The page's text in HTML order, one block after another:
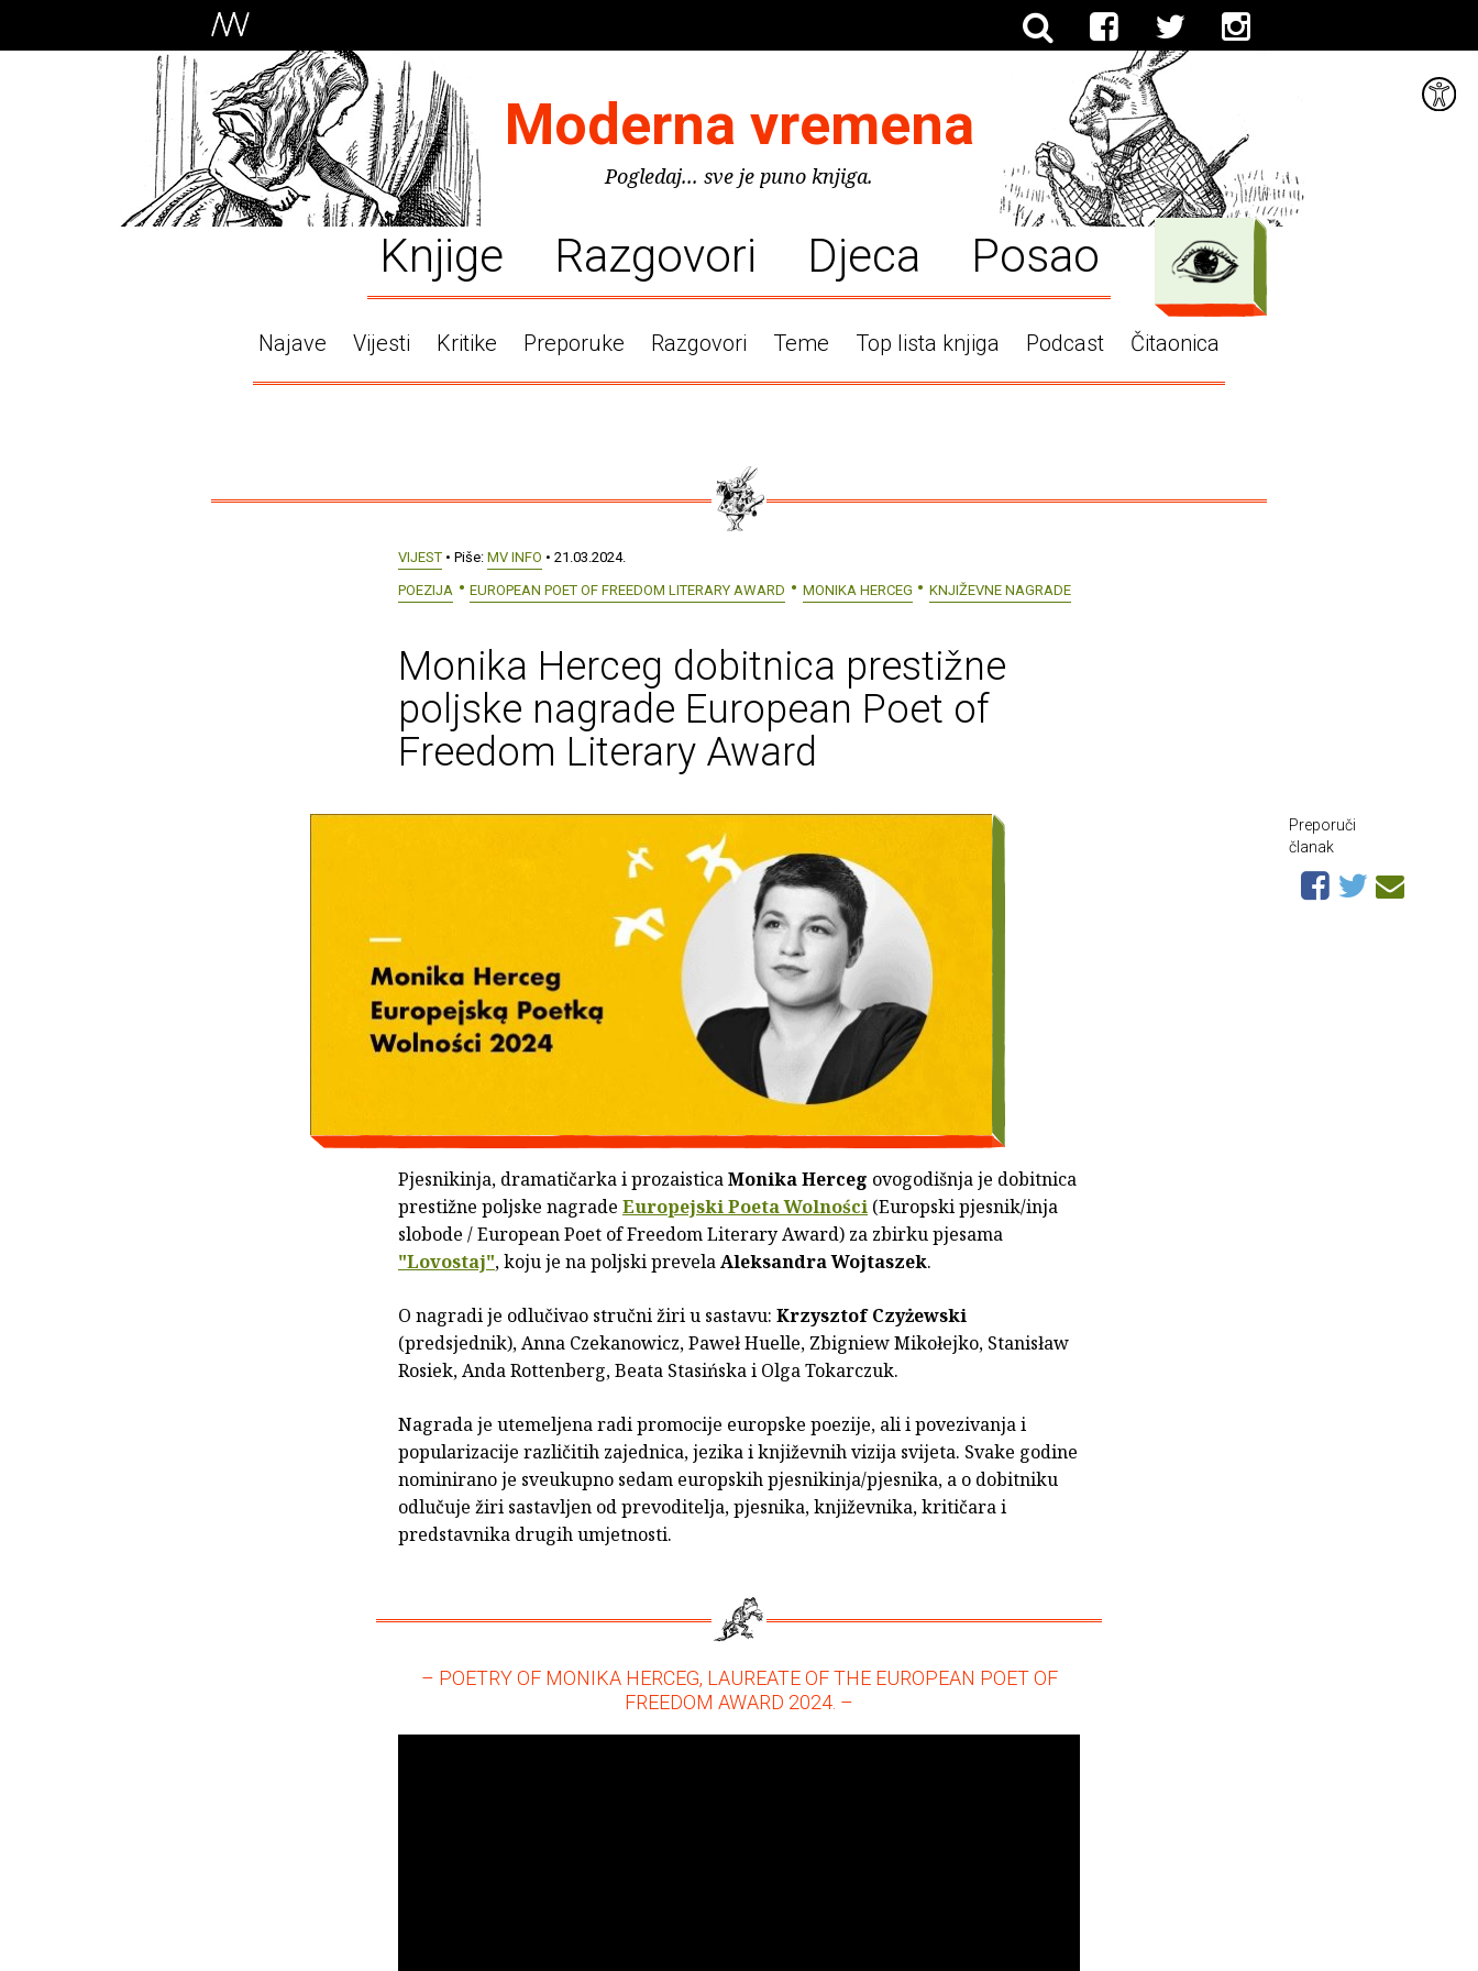
Moderna vremena
Pogledaj... sve je puno knjiga.
Knjige Razgovori Djeca Posao
Najave Vijesti Kritike Preporuke Razgovori Teme Top lista knjiga Podcast Čitaonica
VIJEST • Piše: MV INFO • 21.03.2024.
POEZIJA
EUROPEAN POET OF FREEDOM LITERARY AWARD MONIKA HERCEG KNJIŽEVNE NAGRADE
Monika Herceg dobitnica prestižne
poljske nagrade European Poet of
Freedom Literary Award
Pjesnikinja, dramatičarka i prozaisticaMonika Herceg ovogodišnja je dobitnica
prestižne poljske nagrade Europejski Poeta Wolności (Europski pjesnik/inja
slobode / European Poet of Freedom Literary Award) za zbirku pjesama
"Lovostaj", koju je na poljski prevelaAleksandra Wojtaszek.
O nagradi je odlučivao stručni žiri u sastavu: Krzysztof Czyżewski
(predsjednik), Anna Czekanowicz, Paweł Huelle, Zbigniew Mikołejko, Stanisław
Rosiek, Anda Rottenberg, Beata Stasińska i Olga Tokarczuk.
Nagrada je utemeljena radi promocije europske poezije, ali i povezivanja i
popularizacije različitih zajednica, jezika i književnih vizija svijeta. Svake godine
nominirano je sveukupno sedam europskih pjesnikinja/pjesnika, a o dobitniku
odlučuje žiri sastavljen od prevoditelja, pjesnika, književnika, kritičara i
predstavnika drugih umjetnosti.
– POETRY OF MONIKA HERCEG, LAUREATE OF THE EUROPEAN POET OF
FREEDOM AWARD 2024. –
Preporuči
članak